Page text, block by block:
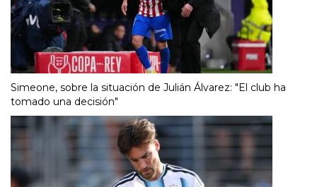
Simeone, sobre la situación de Julián Álvarez: "El club ha
tomado una decisión"